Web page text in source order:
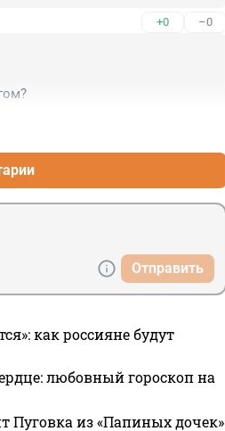
+0 –0
Отправить
как россияне будут
любовный гороскоп на
Пуговка из «Папиных дочек»